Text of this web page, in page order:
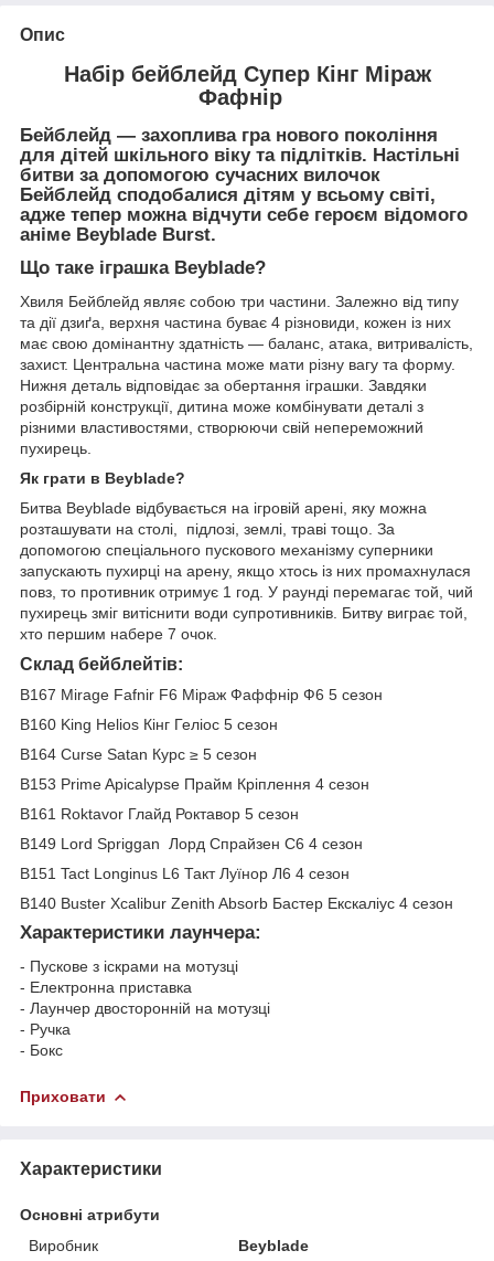
Опис
Набір бейблейд Супер Кінг Міраж
Фафнір
Бейблейд — захоплива гра нового покоління
для дітей шкільного віку та підлітків. Настільні
битви за допомогою сучасних вилочок
Бейблейд сподобалися дітям у всьому світі,
адже тепер можна відчути себе героєм відомого
аніме Beyblade Burst.
Що таке іграшка Beyblade?
Хвиля Бейблейд являє собою три частини. Залежно від типу
та дії дзиґа, верхня частина буває 4 різновиди, кожен із них
має свою домінантну здатність — баланс, атака, витривалість,
захист. Центральна частина може мати різну вагу та форму.
Нижня деталь відповідає за обертання іграшки. Завдяки
розбірній конструкції, дитина може комбінувати деталі з
різними властивостями, створюючи свій непереможний
пухирець.
Як грати в Beyblade?
Битва Beyblade відбувається на ігровій арені, яку можна
розташувати на столі, підлозі, землі, траві тощо. За
допомогою спеціального пускового механізму суперники
запускають пухирці на арену, якщо хтось із них промахнулася
повз, то противник отримує 1 год. У раунді перемагає той, чий
пухирець зміг витіснити води супротивників. Битву виграє той,
хто першим набере 7 очок.
Склад бейблейтів:
B167 Mirage Fafnir F6 Міраж Фаффнір Ф6 5 сезон
B160 King Helios Кінг Геліос 5 сезон
B164 Curse Satan Курс ≥ 5 сезон
B153 Prime Apicalypse Прайм Кріплення 4 сезон
B161 Roktavor Глайд Роктавор 5 сезон
B149 Lord Spriggan Лорд Спрайзен С6 4 сезон
B151 Tact Longinus L6 Такт Луїнор Л6 4 сезон
B140 Buster Xcalibur Zenith Absorb Бастер Екскаліус 4 сезон
Характеристики лаунчера:
- Пускове з іскрами на мотузці
- Електронна приставка
- Лаунчер двосторонній на мотузці
- Ручка
- Бокс
Приховати
Характеристики
Основні атрибути
Виробник
Beyblade